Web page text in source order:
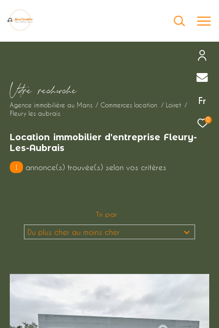
Fr
0
Vore recece
Agence immobilière au Mans Commerces location
Loiret
Fleury les aubrais
Location immobilier d'entreprise Fleury-
Les-Aubrais
1 annonce(s) trouvée(s) selon vos critères
Tri par
Du plus cher au moins cher
Effectuer une recherche
et trouver le bien qui correspond à vos
critères
Type
d'offre
Location immobilier professionnel
Type
Budget
Surface
Surface
Pièces